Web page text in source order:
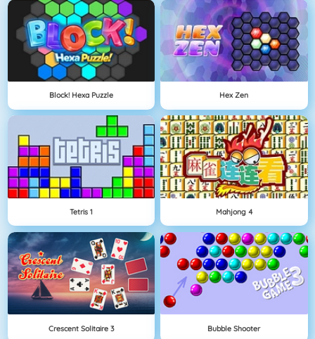
Block! Hexa Puzzle Hex Zen
Tetris 1 Mahjong 4
Crescent Solitaire 3 Bubble Shooter